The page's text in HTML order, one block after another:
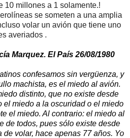
10 millones a 1 solamente.!
se someten a una amplia
volar un avión que tiene uno
averiados .
Marquez. El País 26/08/1980
confesamos sin vergüenza, y
machista, es el miedo al avión.
distinto, que no existe desde
el miedo a la oscuridad o el miedo
el miedo. Al contrario: el miedo al
de todos, pues sólo existe desde
volar, hace apenas 77 años. Yo